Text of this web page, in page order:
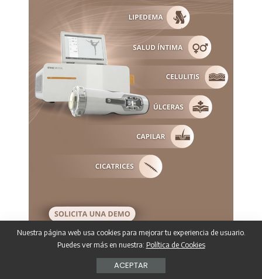
Nuestra página web usa cookies para mejorar tu experiencia de usuario.
Puedes ver más en nuestra: Política de Cookies
ACEPTAR